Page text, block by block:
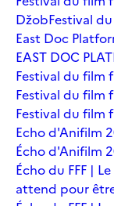
DžobFestival
East Doc
EAST DOC
Festival du film
Festival du film
Festival du film
Echo d'Anifilm
Écho d'Anifilm
Écho du FFF |
attend pour être